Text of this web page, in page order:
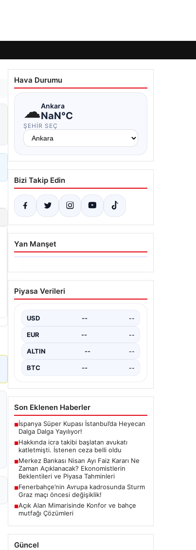
Hava Durumu
☁Ankara
NaN°C
ŞEHIR SEÇ
Bizi Takip Edin
Yan Manşet
06.08.2026
Hakkında icra takibi
başlatan avukatı
belli oldu
{"title": "İcra Takibine Zarar Verme
Nedeniyle Avukata Yönelik Silahlı
"content":…
Piyasa Verileri
USD -- --
EUR -- --
ALTIN -- --
BTC -- --
Son Eklenen Haberler
■İspanya Süper Kupası İstanbul’da Heyecan
Dalga Dalga Yayılıyor!
■Hakkında icra takibi başlatan avukatı
katletmişti. İstenen ceza belli oldu
■Merkez Bankası Nisan Ayı Faiz Kararı Ne
Zaman Açıklanacak? Ekonomistlerin
Beklentileri ve Piyasa Tahminleri
■Fenerbahçe’nin Avrupa kadrosunda Sturm
Graz maçı öncesi değişiklik!
■Açık Alan Mimarisinde Konfor ve bahçe
mutfağı Çözümleri
Güncel